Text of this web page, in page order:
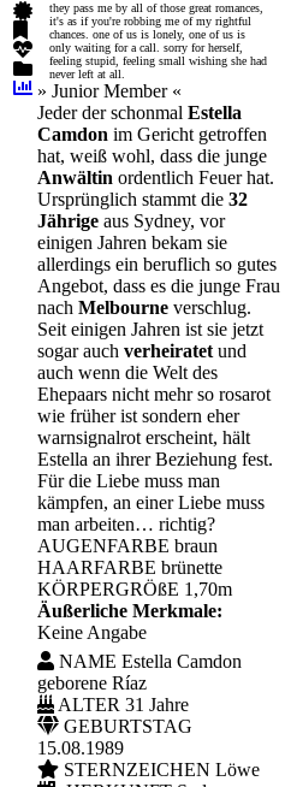
they pass me by all of those great romances,
it's as if you're robbing me of my rightful
chances. one of us is lonely, one of us is
only waiting for a call. sorry for herself,
feeling stupid, feeling small wishing she had
never left at all.
» Junior Member «
Jeder der schonmal Estella
Camdon im Gericht getroffen
hat, weiß wohl, dass die junge
Anwältin ordentlich Feuer hat.
Ursprünglich stammt die 32
Jährige aus Sydney, vor
einigen Jahren bekam sie
allerdings ein beruflich so gutes
Angebot, dass es die junge Frau
nach Melbourne verschlug.
Seit einigen Jahren ist sie jetzt
sogar auch verheiratet und
auch wenn die Welt des
Ehepaars nicht mehr so rosarot
wie früher ist sondern eher
warnsignalrot erscheint, hält
Estella an ihrer Beziehung fest.
Für die Liebe muss man
kämpfen, an einer Liebe muss
man arbeiten… richtig?
AUGENFARBE braun
HAARFARBE brünette
KÖRPERGRÖßE 1,70m
Äußerliche Merkmale:
Keine Angabe
NAME Estella Camdon
geborene Ríaz
ALTER 31 Jahre
GEBURTSTAG
15.08.1989
STERNZEICHEN Löwe